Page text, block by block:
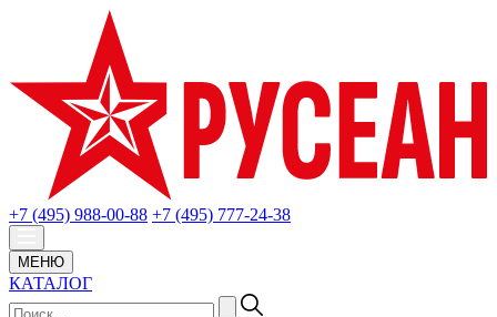
+7 (495) 988-00-88 +7 (495) 777-24-38
МЕНЮ
КАТАЛОГ